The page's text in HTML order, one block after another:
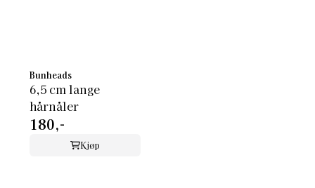
Bunheads
6,5 cm lange
hårnåler
180,-
Kjøp